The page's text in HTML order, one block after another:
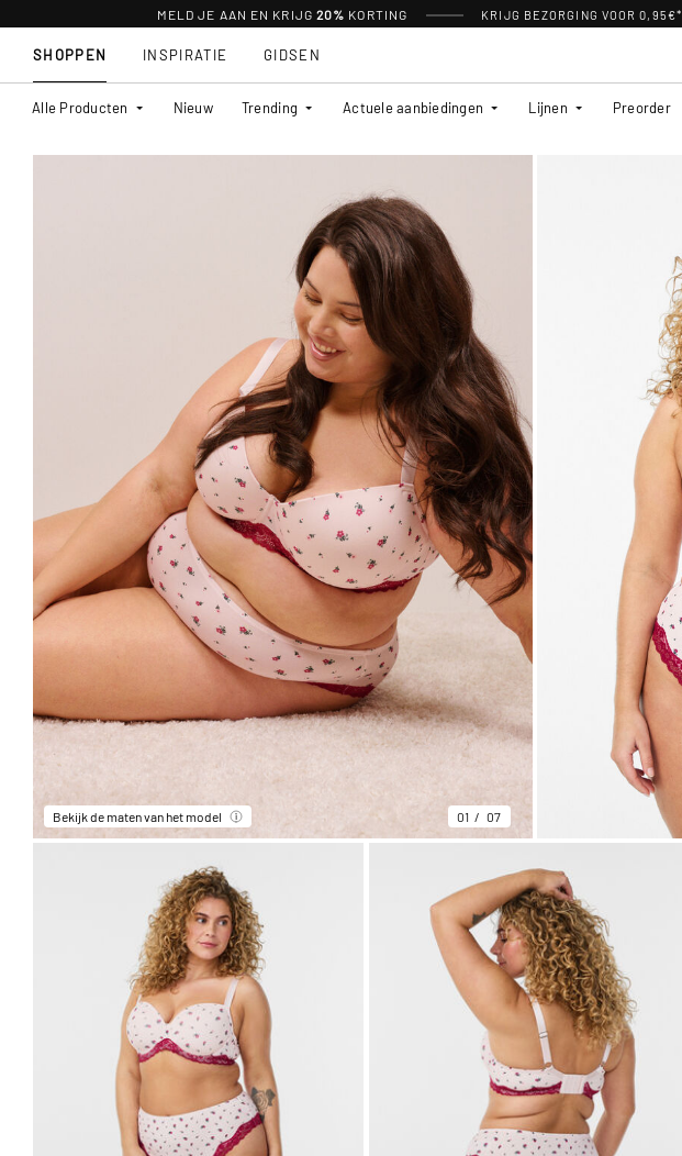
MELD JE AAN EN KRIJG 20% KORTING KRIJG BEZORGING VOOR 0,95€*
SHOPPEN
Alle Producten Nieuw Trending Actuele aanbiedingen Lijnen Preorder
INSPIRATIE GIDSEN
Bekijk de maten van het model 01 07